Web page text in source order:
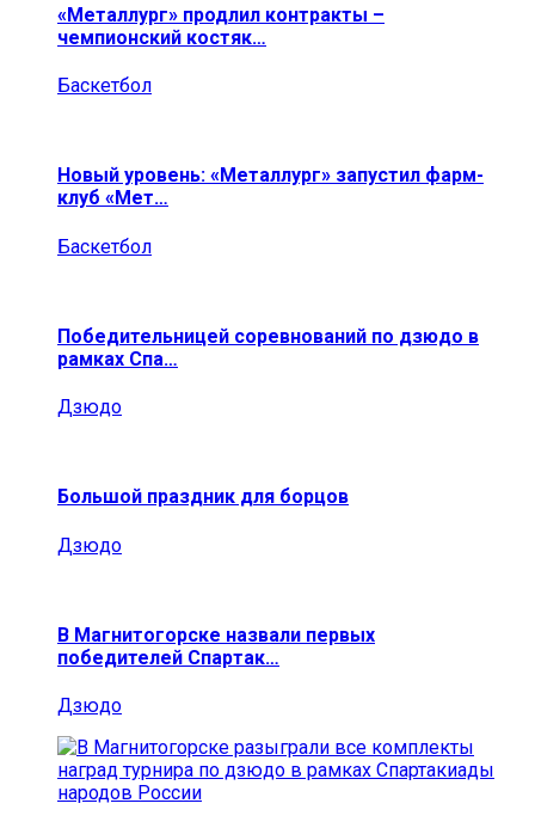
«Металлург» продлил контракты –
чемпионский костяк…
Баскетбол
Новый уровень: «Металлург» запустил фарм-
клуб «Мет…
Баскетбол
Победительницей соревнований по дзюдо в
рамках Спа…
Дзюдо
Большой праздник для борцов
Дзюдо
В Магнитогорске назвали первых
победителей Спартак…
Дзюдо